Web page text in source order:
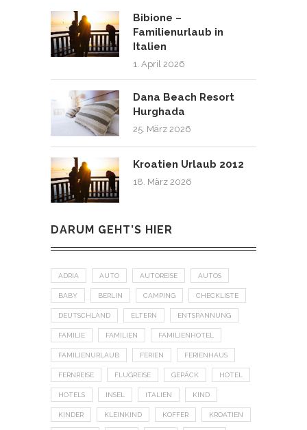
Bibione –
Familienurlaub in
Italien
1. April 2026
Dana Beach Resort
Hurghada
25. März 2026
Kroatien Urlaub 2012
18. März 2026
DARUM GEHT’S HIER
ADRIA AUTO AUTOREISE AUTOS
BABY BERLIN CAMPING CHECKLISTE
DEUTSCHLAND ELTERN ENTSPANNUNG
FAMILIE FAMILIEN FAMILIENHOTEL
FAMILIENURLAUB FERIEN FERIENHAUS
FERNREISE FLUGREISE GEPÄCK HOTEL
HOTELS INSEL ITALIEN KIND
KINDER KLEINKIND KOFFER KROATIEN